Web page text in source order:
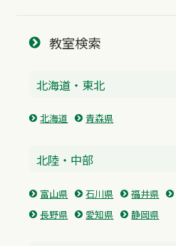
教室検索
北海道・東北
北海道 青森県
北陸・中部
富山県 石川県 福井県
長野県
愛知県 静岡県